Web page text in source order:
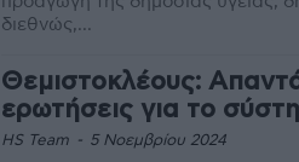
διεθνώς,...
Θεμιστοκλέους:
ερωτήσεις για το
HS Team - 5 Νοεμβρίου 2024